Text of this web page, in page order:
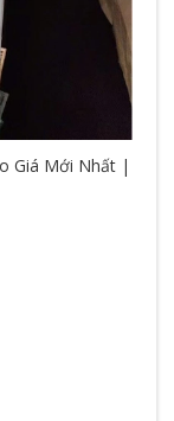
Giá Mới Nhất |